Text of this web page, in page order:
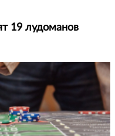
19 лудоманов